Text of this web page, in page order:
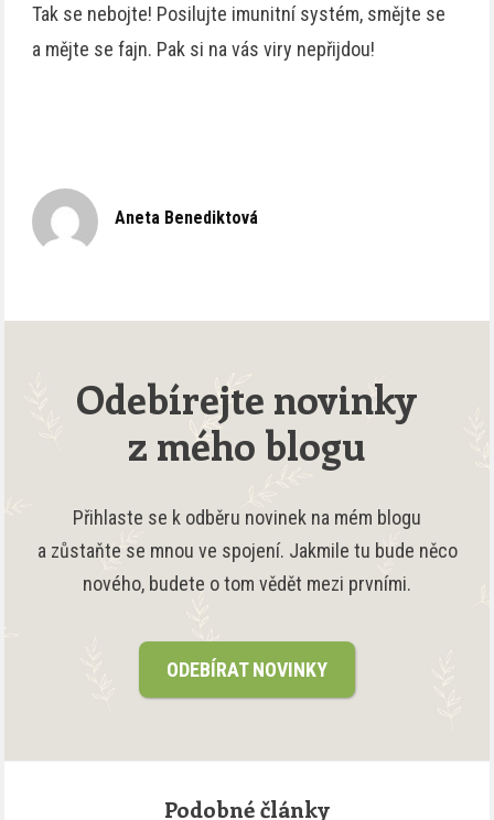
Tak se nebojte! Posilujte imunitní systém, smějte se
a mějte se fajn. Pak si na vás viry nepřijdou!
Aneta Benediktová
Odebírejte novinky
z mého blogu
Přihlaste se k odběru novinek na mém blogu
a zůstaňte se mnou ve spojení. Jakmile tu bude něco
nového, budete o tom vědět mezi prvními.
ODEBÍRAT NOVINKY
Podobné články